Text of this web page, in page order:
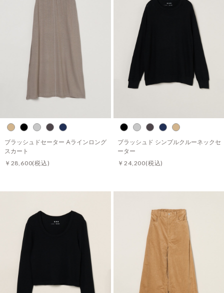
ブラッシュドセーター Aラインロング
スカート
￥28,600(税込)
ブラッシュド シンプルクルーネックセ
ーター
￥24,200(税込)